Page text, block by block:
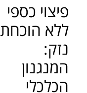
פיצוי כספי
ללא הוכחת
נזק:
המנגנון
הכלכלי